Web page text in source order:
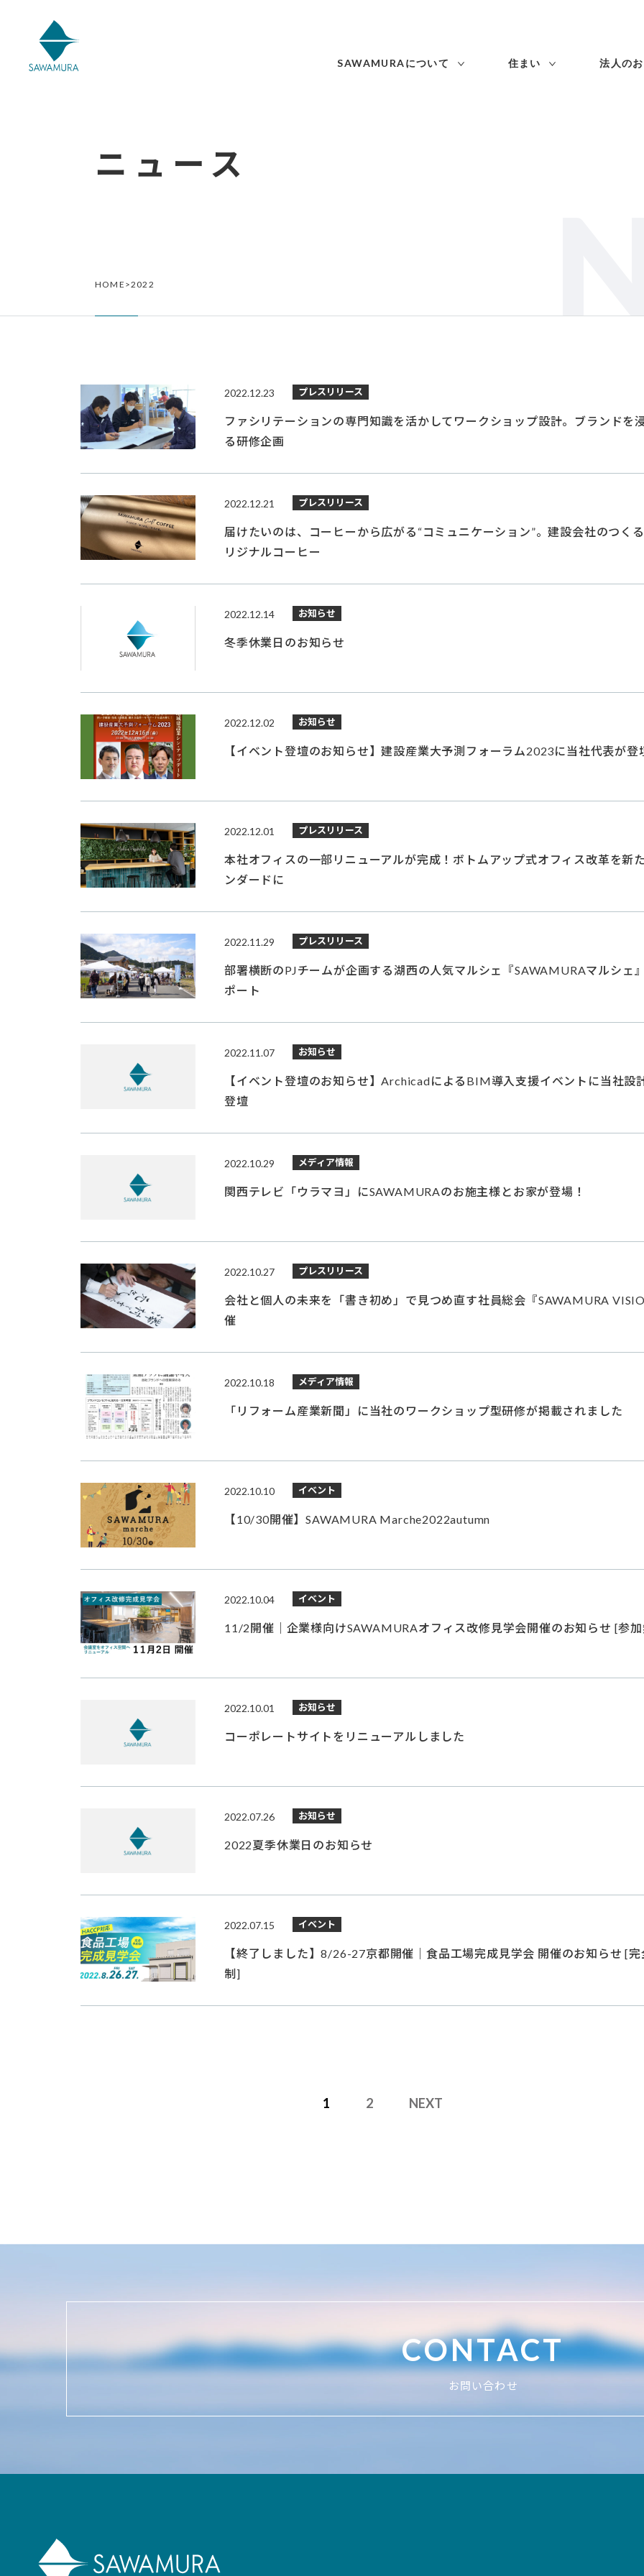
SAWAMURAについて 住まい 法人の
ニュース
HOME >2022
2022.12.23 プレスリリース
ファシリテーションの専門知識を活かしてワークショップ設計。ブランドを
る研修企画
2022.12.21 プレスリリース
届けたいのは、コーヒーから広がる“コミュニケーション”。建設会社のつく
リジナルコーヒー
2022.12.14 お知らせ
冬季休業日のお知らせ
2022.12.02 お知らせ
【イベント登壇のお知らせ】建設産業大予測フォーラム2023に当社代表が登
2022.12.01 プレスリリース
本社オフィスの一部リニューアルが完成！ボトムアップ式オフィス改革を新
ンダードに
2022.11.29 プレスリリース
部署横断のPJチームが企画する湖西の人気マルシェ『SAWAMURAマルシェ
ポート
2022.11.07 お知らせ
【イベント登壇のお知らせ】ArchicadによるBIM導入支援イベントに当社設
登壇
2022.10.29 メディア情報
関西テレビ「ウラマヨ」にSAWAMURAのお施主様とお家が登場！
2022.10.27 プレスリリース
会社と個人の未来を「書き初め」で見つめ直す社員総会『SAWAMURA
催
2022.10.18 メディア情報
「リフォーム産業新聞」に当社のワークショップ型研修が掲載されました
2022.10.10 イベント
【10/30開催】SAWAMURA Marche2022autumn
2022.10.04 イベント
11/2開催｜企業様向けSAWAMURAオフィス改修見学会開催のお知らせ [参
2022.10.01 お知らせ
コーポレートサイトをリニューアルしました
2022.07.26 お知らせ
2022夏季休業日のお知らせ
2022.07.15 イベント
【終了しました】8/26-27京都開催｜食品工場完成見学会 開催のお知らせ [
制]
1 2 NEXT
CONTACT
お問い合わせ